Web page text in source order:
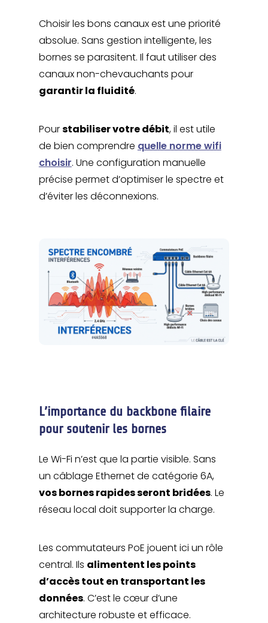
Choisir les bons canaux est une priorité
absolue. Sans gestion intelligente, les
bornes se parasitent. Il faut utiliser des
canaux non-chevauchants pour
garantir la fluidité.
Pourstabiliser votre débit, il est utile
de bien comprendre quelle norme wifi
choisir. Une configuration manuelle
précise permet d’optimiser le spectre et
d’éviter les déconnexions.
L’importance du backbone filaire
pour soutenir les bornes
Le Wi-Fi n’est que la partie visible. Sans
un câblage Ethernet de catégorie 6A,
vos bornes rapides seront bridées. Le
réseau local doit supporter la charge.
Les commutateurs PoE jouent ici un rôle
central. Ils alimentent les points
d’accès tout en transportant les
données. C’est le cœur d’une
architecture robuste et efficace.